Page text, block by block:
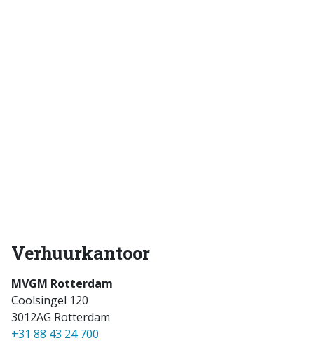
Verhuurkantoor
MVGM Rotterdam
Coolsingel 120
3012AG Rotterdam
+31 88 43 24 700